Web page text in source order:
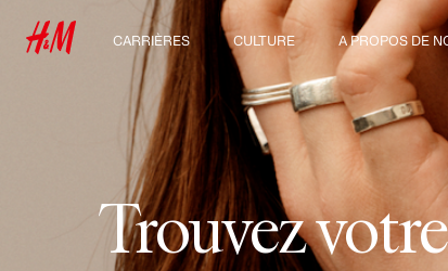
CARRIÈRES
Nos métiers
Étudiants et jeunes
diplômés
CULTURE
Notre culture, nos
valeurs et nos
avantages
A PROPOS DE
Qui sommes-nous
Développement
Durable
Inclusion et
Trouvezvotre